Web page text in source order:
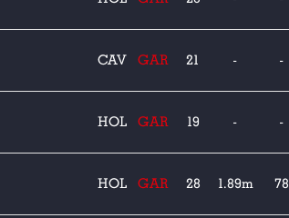
CAV GAR 21 - -
HOL GAR 19 - -
HOL GAR 28 1.89m 78